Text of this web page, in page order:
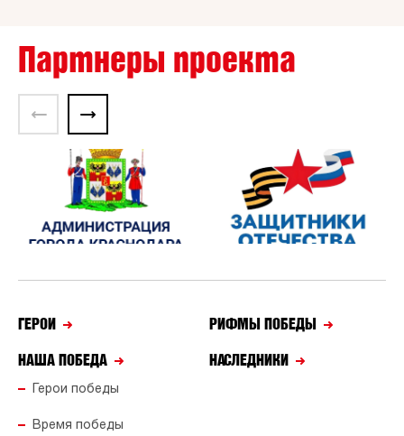
Партнеры проекта
ГЕРОИ
НАША ПОБЕДА
Герои победы
Время победы
РИФМЫ ПОБЕДЫ
НАСЛЕДНИКИ